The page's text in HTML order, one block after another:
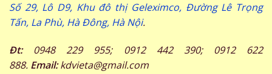
Số 29, Lô D9, Khu đô thị Geleximco, Đường Lê Trọng
Tấn, La Phù, Hà Đông, Hà Nội.
Đt:0948 229 955; 0912 442 390; 0912 622
888. Email:kdvieta@gmail.com